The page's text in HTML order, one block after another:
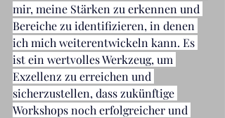
mir, meine Stärken zu erkennen und
Bereiche zu identifizieren, in denen
ich mich weiterentwickeln kann. Es
ist ein wertvolles Werkzeug, um
Exzellenz zu erreichen und
sicherzustellen, dass zukünftige
Workshops noch erfolgreicher und